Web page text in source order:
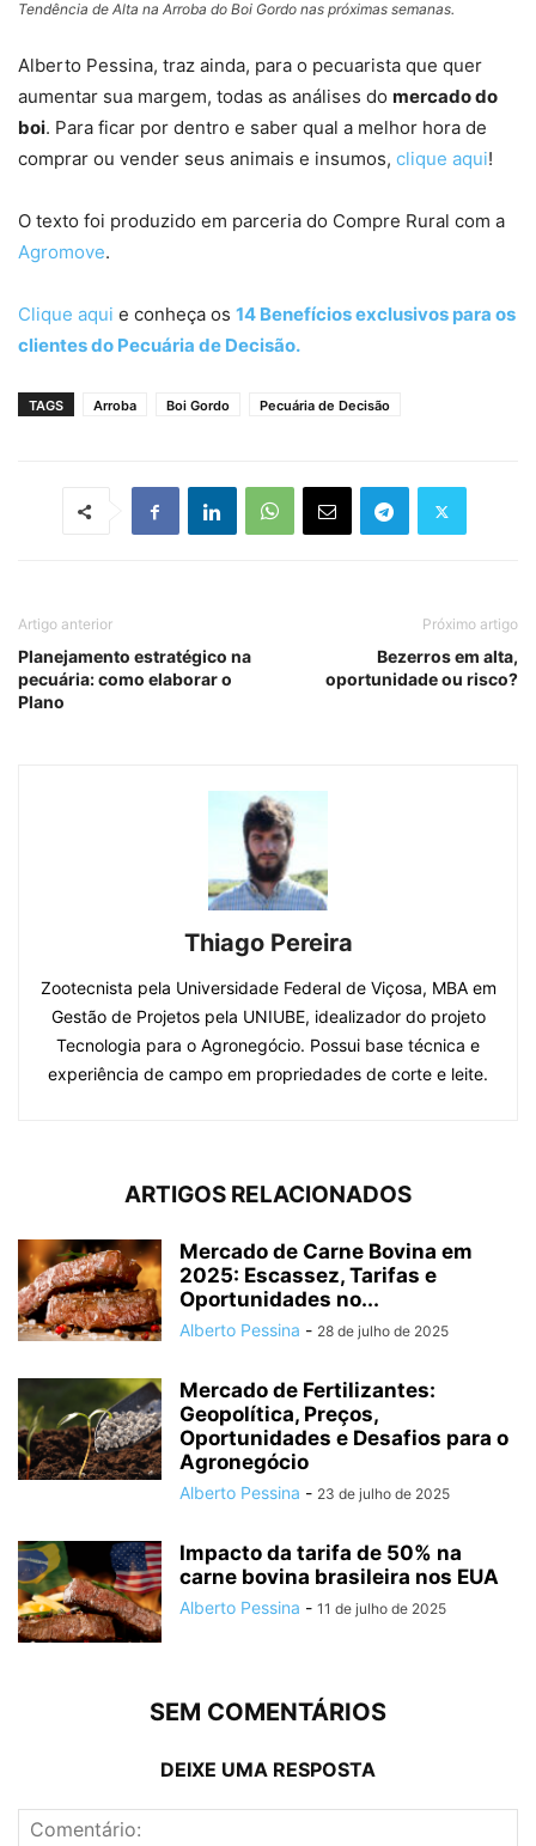
Tendência de Alta na Arroba do Boi Gordo nas próximas semanas.
Alberto Pessina, traz ainda, para o pecuarista que quer
aumentar sua margem, todas as análises do mercado do
boi. Para ficar por dentro e saber qual a melhor hora de
comprar ou vender seus animais e insumos, clique aqui!
O texto foi produzido em parceria do Compre Rural com a
Agromove.
Clique aqui e conheça os 14 Benefícios exclusivos para os
clientes do Pecuária de Decisão.
TAGS Arroba Boi Gordo Pecuária de Decisão
Artigo anterior
Planejamento estratégico na
pecuária: como elaborar o
Plano
Próximo artigo
Bezerros em alta,
oportunidade ou risco?
Thiago Pereira
Zootecnista pela Universidade Federal de Viçosa, MBA em
Gestão de Projetos pela UNIUBE, idealizador do projeto
Tecnologia para o Agronegócio. Possui base técnica e
experiência de campo em propriedades de corte e leite.
ARTIGOS RELACIONADOS
Mercado de Carne Bovina em
2025: Escassez, Tarifas e
Oportunidades no...
Alberto Pessina - 28 de julho de 2025
Mercado de Fertilizantes:
Geopolítica, Preços,
Oportunidades e Desafios para o
Agronegócio
Alberto Pessina - 23 de julho de 2025
Impacto da tarifa de 50% na
carne bovina brasileira nos EUA
Alberto Pessina - 11 de julho de 2025
SEM COMENTÁRIOS
DEIXE UMA RESPOSTA